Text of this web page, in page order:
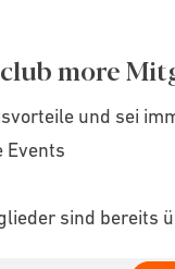
more
und sei
Events
sind bereits